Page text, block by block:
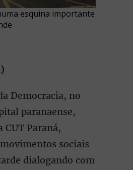
esquina importante
Democracia, no
paranaense,
CUT Paraná,
sociais
dialogando com